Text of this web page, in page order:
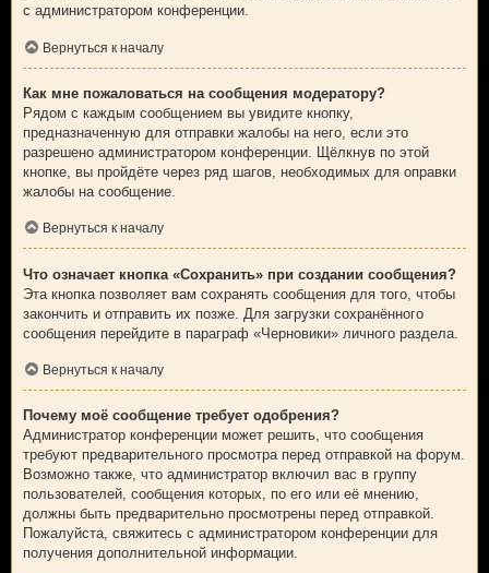
с администратором конференции.
Вернуться к началу
Как мне пожаловаться на сообщения модератору?
Рядом с каждым сообщением вы увидите кнопку,
предназначенную для отправки жалобы на него, если это
разрешено администратором конференции. Щёлкнув по этой
кнопке, вы пройдёте через ряд шагов, необходимых для оправки
жалобы на сообщение.
Вернуться к началу
Что означает кнопка «Сохранить» при создании сообщения?
Эта кнопка позволяет вам сохранять сообщения для того, чтобы
закончить и отправить их позже. Для загрузки сохранённого
сообщения перейдите в параграф «Черновики» личного раздела.
Вернуться к началу
Почему моё сообщение требует одобрения?
Администратор конференции может решить, что сообщения
требуют предварительного просмотра перед отправкой на форум.
Возможно также, что администратор включил вас в группу
пользователей, сообщения которых, по его или её мнению,
должны быть предварительно просмотрены перед отправкой.
Пожалуйста, свяжитесь с администратором конференции для
получения дополнительной информации.